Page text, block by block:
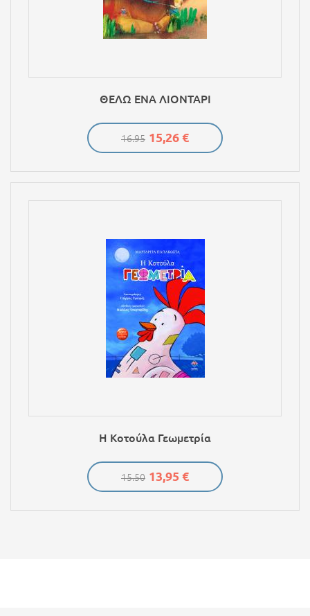
ΘΕΛΩ ΕΝΑ ΛΙΟΝΤΑΡΙ
16.95 15,26 €
Η Κοτούλα Γεωμετρία
15.50 13,95 €